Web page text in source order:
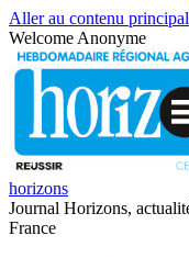
Aller au contenu principal
Welcome Anonyme
horizons
Journal Horizons,
France